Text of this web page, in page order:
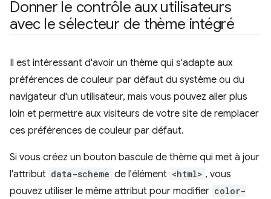
Donner le contrôle aux utilisateurs
avec le sélecteur de thème intégré
Il est intéressant d'avoir un thème qui s'adapte aux
préférences de couleur par défaut du système ou du
navigateur d'un utilisateur, mais vous pouvez aller plus
loin et permettre aux visiteurs de votre site de remplacer
ces préférences de couleur par défaut.
Si vous créez un bouton bascule de thème qui met à jour
l'attribut data-scheme de l'élément <html> , vous
pouvez utiliser le même attribut pour modifier color-